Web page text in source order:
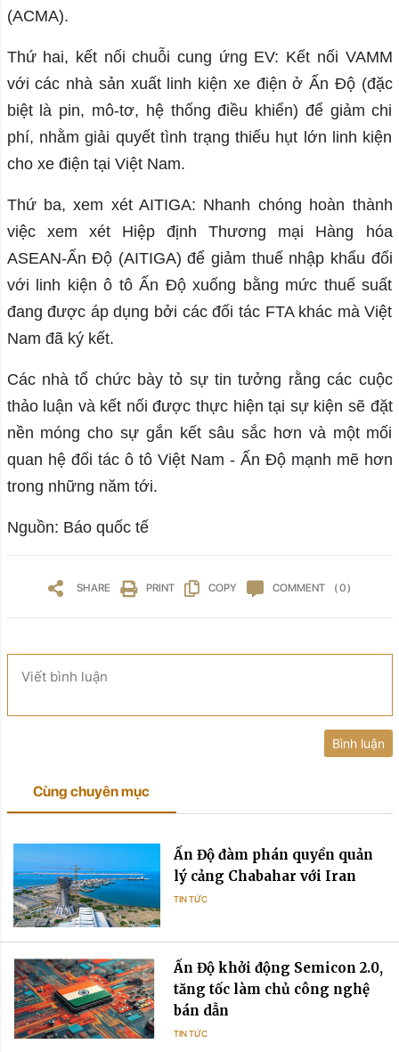
(ACMA).
Thứ hai, kết nối chuỗi cung ứng EV: Kết nối VAMM
với các nhà sản xuất linh kiện xe điện ở Ấn Độ (đặc
biệt là pin, mô-tơ, hệ thống điều khiển) để giảm chi
phí, nhằm giải quyết tình trạng thiếu hụt lớn linh kiện
cho xe điện tại Việt Nam.
Thứ ba, xem xét AITIGA: Nhanh chóng hoàn thành
việc xem xét Hiệp định Thương mại Hàng hóa
ASEAN-Ấn Độ (AITIGA) để giảm thuế nhập khẩu đối
với linh kiện ô tô Ấn Độ xuống bằng mức thuế suất
đang được áp dụng bởi các đối tác FTA khác mà Việt
Nam đã ký kết.
Các nhà tổ chức bày tỏ sự tin tưởng rằng các cuộc
thảo luận và kết nối được thực hiện tại sự kiện sẽ đặt
nền móng cho sự gắn kết sâu sắc hơn và một mối
quan hệ đối tác ô tô Việt Nam - Ấn Độ mạnh mẽ hơn
trong những năm tới.
Nguồn: Báo quốc tế
SHARE PRINT COPY COMMENT ( 0 )
Viết bình luận
Bình luận
Cùng chuyên mục
Ấn Độ đàm phán quyền quản
lý cảng Chabahar với Iran
TIN TỨC
Ấn Độ khởi động Semicon 2.0,
tăng tốc làm chủ công nghệ
bán dẫn
TIN TỨC